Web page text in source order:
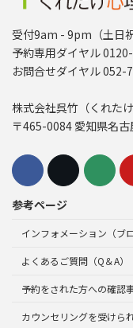
受付9am - 9pm（土日
予約専用ダイヤル
お問合せダイヤル 052-
株式会社呉竹（くれた
〒465-0084 愛知県名
参考ページ
インフォメーション（ブロ
よくあるご質問（Q＆A）
予約をされた方への確認
カウンセリングを受けら